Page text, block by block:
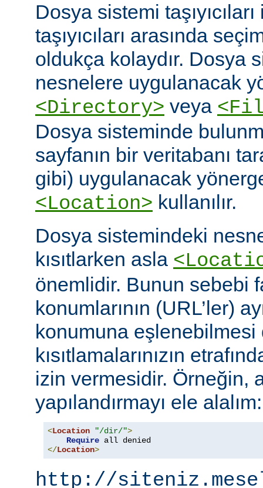
Dosya sistemi
taşıyıcıları arasında
oldukça kolaydır. Dosya
nesnelere uygulanacak
<Directory> veya
Dosya sisteminde
sayfanın bir veritabanı
gibi) uygulanacak
<Location> kullanılır.
Dosya sistemindeki
kısıtlarken asla
önemlidir. Bunun sebebi
konumlarının (URL’ler)
konumuna eşlenebilmesi
kısıtlamalarınızın
izin vermesidir. Örneğin,
yapılandırmayı ele alalım:
<Location "/dir/">
Require
</Location>
http://